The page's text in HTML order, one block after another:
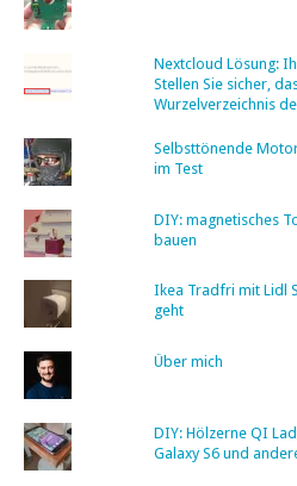
Nextcloud Lösung:
Stellen Sie sicher,
Wurzelverzeichnis
Selbsttönende
im Test
DIY: magnetisches
bauen
Ikea Tradfri mit Lidl
geht
Über mich
DIY: Hölzerne QI
Galaxy S6 und